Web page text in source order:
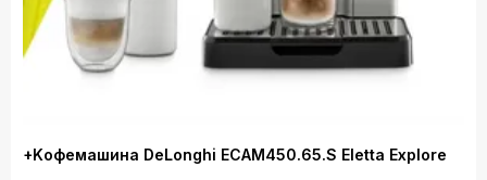
+Kофемашина DeLonghi ECAM450.65.S Eletta Explore